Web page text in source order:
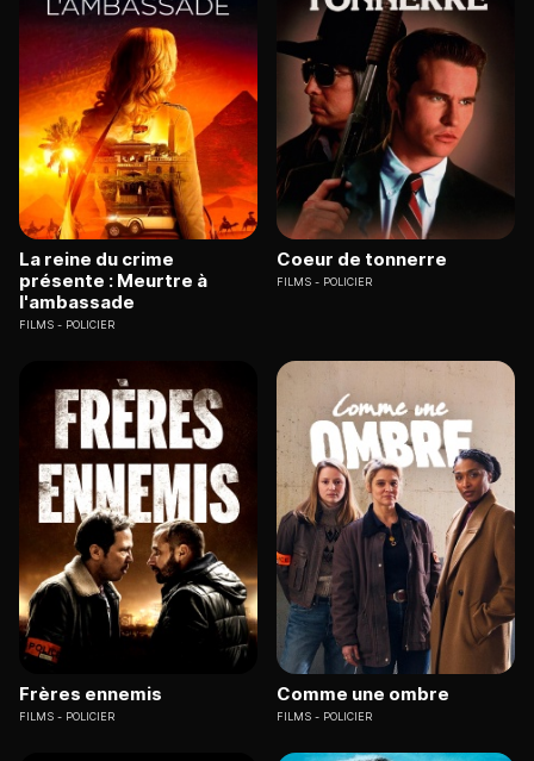
La reine du crime
présente : Meurtre à
l'ambassade
FILMS POLICIER
Coeur de tonnerre
FILMS POLICIER
Frères ennemis
FILMS POLICIER
Comme une ombre
FILMS POLICIER